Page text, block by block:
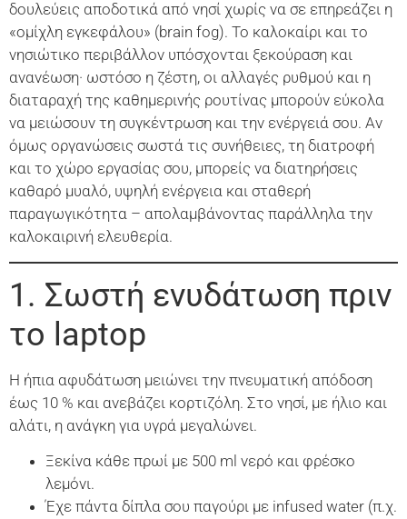
δουλεύεις αποδοτικά από νησί χωρίς να σε επηρεάζει η
«ομίχλη εγκεφάλου» (brain fog). Το καλοκαίρι και το
νησιώτικο περιβάλλον υπόσχονται ξεκούραση και
ανανέωση· ωστόσο η ζέστη, οι αλλαγές ρυθμού και η
διαταραχή της καθημερινής ρουτίνας μπορούν εύκολα
να μειώσουν τη συγκέντρωση και την ενέργειά σου. Αν
όμως οργανώσεις σωστά τις συνήθειες, τη διατροφή
και το χώρο εργασίας σου, μπορείς να διατηρήσεις
καθαρό μυαλό, υψηλή ενέργεια και σταθερή
παραγωγικότητα – απολαμβάνοντας παράλληλα την
καλοκαιρινή ελευθερία.
1. Σωστή ενυδάτωση πριν
το laptop
Η ήπια αφυδάτωση μειώνει την πνευματική απόδοση
έως 10 % και ανεβάζει κορτιζόλη. Στο νησί, με ήλιο και
αλάτι, η ανάγκη για υγρά μεγαλώνει.
Ξεκίνα κάθε πρωί με 500 ml νερό και φρέσκο
λεμόνι.
Έχε πάντα δίπλα σου παγούρι με infused water (π.χ.